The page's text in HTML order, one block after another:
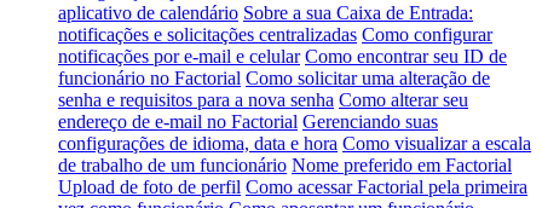
aplicativo de calendário Sobre a sua Caixa de Entrada:
notificações e solicitações centralizadas Como configurar
notificações por e-mail e celular Como encontrar seu ID de
funcionário no Factorial Como solicitar uma alteração de
senha e requisitos para a nova senha Como alterar seu
endereço de e-mail no Factorial Gerenciando suas
configurações de idioma, data e hora Como visualizar a escala
de trabalho de um funcionário Nome preferido em Factorial
Upload de foto de perfil Como acessar Factorial pela primeira